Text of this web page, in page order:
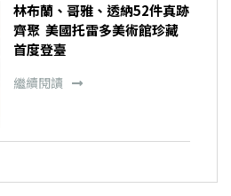
林布蘭、哥雅、透納52件真跡
齊聚 美國托雷多美術館珍藏
首度登臺
繼續閱讀